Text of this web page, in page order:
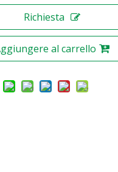
Richiesta
al carrello